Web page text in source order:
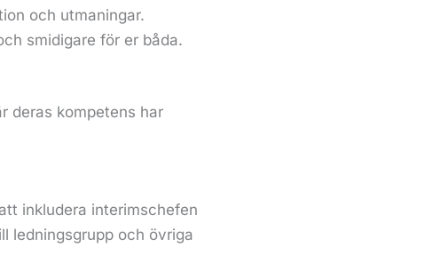
och utmaningar.
smidigare för er båda.
deras kompetens har
inkludera interimschefen
ledningsgrupp och övriga